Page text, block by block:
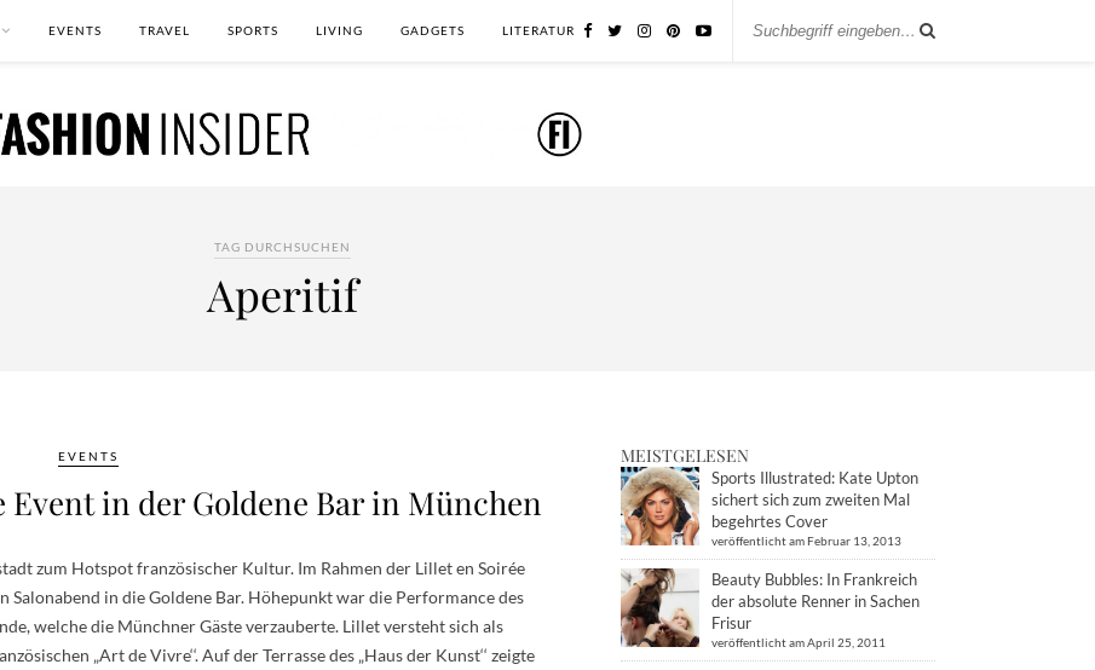
EVENTS TRAVEL SPORTS LIVING GADGETS LITERATUR
TAG DURCHSUCHEN
Aperitif
EVENTS
Event in der Goldene Bar in München
zum Hotspot französischer Kultur. Im Rahmen der Lillet en Soirée
in die Goldene Bar. Höhepunkt war die Performance des
welche die Münchner Gäste verzauberte. Lillet versteht sich als
„Art de Vivre‘‘. Auf der Terrasse des „Haus der Kunst‘‘ zeigte
MEISTGELESEN
Sports Illustrated: Kate Upton
sichert sich zum zweiten Mal
begehrtes Cover
veröffentlicht am Februar 13, 2013
Beauty Bubbles: In Frankreich
der absolute Renner in Sachen
Frisur
veröffentlicht am April 25, 2011